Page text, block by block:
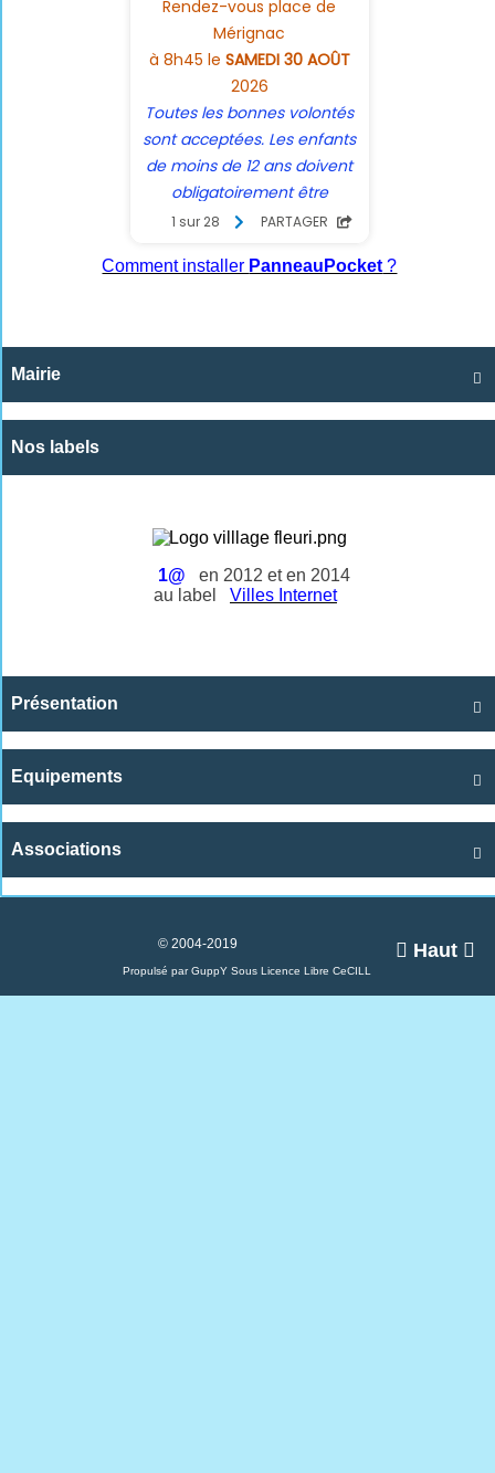
Comment installer PanneauPocket ?

Mairie
Nos labels
1@
en 2012 et en 2014
au label
Villes Internet

Présentation

Equipements

Associations
 Haut 
© 2004-2019
Propulsé par GuppYSous Licence Libre CeCILL